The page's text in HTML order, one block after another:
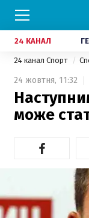
24 КАНАЛ
24 канал Спорт
24 жовтня, 11:32
може